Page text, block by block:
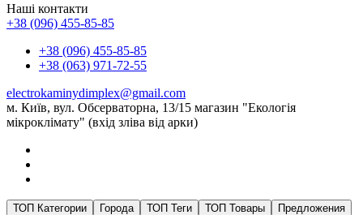
Наші контакти
+38 (096) 455-85-85
+38 (096) 455-85-85
+38 (063) 971-72-55
electrokaminydimplex@gmail.com
м. Київ, вул. Обсерваторна, 13/15 магазин "Екологія
мікроклімату" (вхід зліва від арки)
ТОП Категории Города ТОП Теги ТОП Товары Предложения